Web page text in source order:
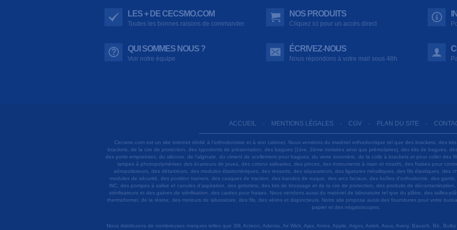
LES + DE CECSMO.COM
Toutes les bonnes raisons de commander
NOS PRODUITS
Cliquez ici pour un accès direct
QUI SOMMES NOUS ?
Voir notre équipe
ÉCRIVEZ-NOUS
Nous répondons à votre mail sous 48h
ACCUEIL - MENTIONS LÉGALES - CGV - PLAN DU SITE -
Cecsmo.com est un site internet dédié à l'orthodontiste et à son cabinet. Nous vendons du matériel orthodontique tel que des brackets, des
brackets, de la cire de protection, des typodonts de présentation, des bagues (1ère, 2ème molaires ainsi que prémolaires), des kits de bagues,
des porte-empreintes, du silicone, de l'alginate, du ciment de scellement pour bagues, du verre ionomère, de la colle à brackets et pour coller des
lampes à photopolymériser, des écarteurs de joues, des cotons salivaires, des pinces, des instruments à main et rotatifs, des fraises pour
aéropolisseurs, des détartreurs, des modules élastomériques, des ressorts, des séparateurs, des ligatures métalliques, des fils élastiques, des
modules de sécurité, des position trainers, des casques de traction, des bandes de nuque, des arcs faciaux, des boîtes d'orthodontie, des
WC, des pompes à salive et canules d'aspiration, des gobelets, des kits de brossage et de la cire de protection, des produits de
stérilisateurs et des gaines de stérilisation, des cardes pour fraises. Nous vendons aussi du matériel de laboratoire tel que du plâtre, des tailles-
thermoformer, de la résine, des moteurs de laboratoire, des fils, des vérins et disjoncteurs. Notre site propose aussi des fournitures pour votre
papier et des négatoscopes.
Nous distribuons de nombreuses marques telles que 3M, Acteon, Adenta, Air Wick, Ajax, Anios, Apple, Argos, Astek, Asus, Avery, Bausch, Bic,